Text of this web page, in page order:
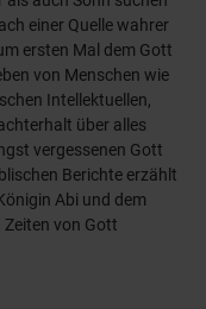
einer Quelle wahrer
ersten Mal dem Gott
von Menschen wie
Intellektuellen,
über alles
vergessenen Gott
Berichte erzählt
Abi und dem
von Gott